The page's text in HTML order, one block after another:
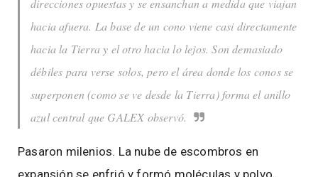
direcciones opuestas y se ensanchan a medida que viajan
hacia afuera. La base de un cono viene casi directamente
hacia la Tierra y el otro hacia lo lejos. Son demasiado
débiles para verse solos, pero el área donde los conos se
superponen (como se ve desde la Tierra) forma el anillo
azul central que GALEX observó.
Pasaron milenios. La nube de escombros en